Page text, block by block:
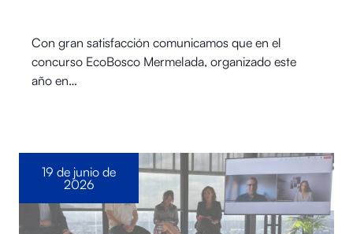
Con gran satisfacción comunicamos que en el
concurso EcoBosco Mermelada, organizado este
año en…
19 de junio de
2026